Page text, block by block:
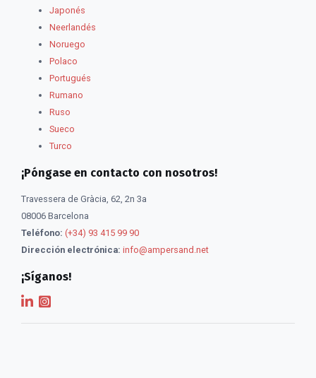
Japonés
Neerlandés
Noruego
Polaco
Portugués
Rumano
Ruso
Sueco
Turco
¡Póngase en contacto con nosotros!
Travessera de Gràcia, 62, 2n 3a
08006 Barcelona
Teléfono: (+34) 93 415 99 90
Dirección electrónica: info@ampersand.net
¡Síganos!